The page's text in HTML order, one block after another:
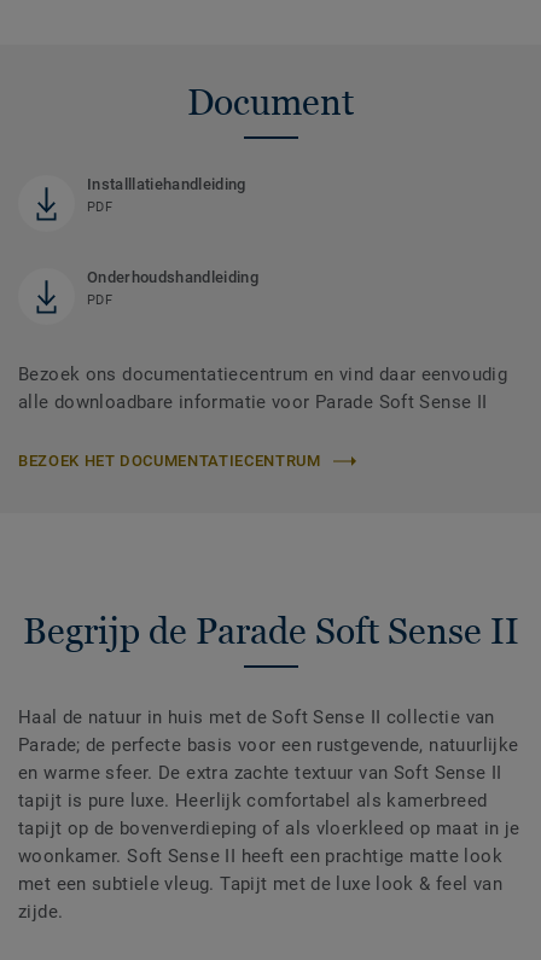
Document
Installlatiehandleiding
PDF
Onderhoudshandleiding
PDF
Bezoek ons documentatiecentrum en vind daar eenvoudig
alle downloadbare informatie voor Parade Soft Sense II
BEZOEK HET DOCUMENTATIECENTRUM
Begrijp de Parade Soft Sense II
Haal de natuur in huis met de Soft Sense II collectie van
Parade; de perfecte basis voor een rustgevende, natuurlijke
en warme sfeer. De extra zachte textuur van Soft Sense II
tapijt is pure luxe. Heerlijk comfortabel als kamerbreed
tapijt op de bovenverdieping of als vloerkleed op maat in je
woonkamer. Soft Sense II heeft een prachtige matte look
met een subtiele vleug. Tapijt met de luxe look & feel van
zijde.